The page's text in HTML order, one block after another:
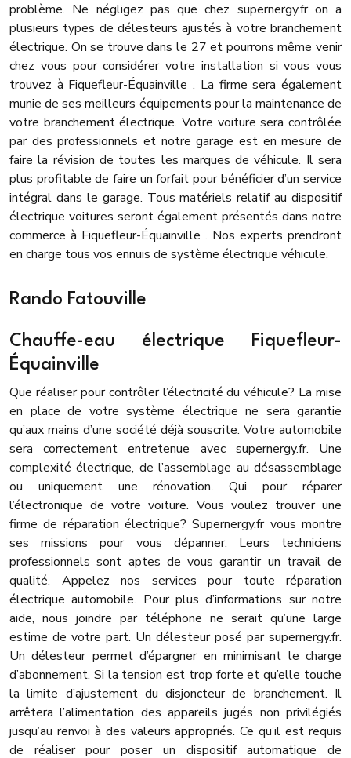
problème. Ne négligez pas que chez supernergy.fr on a
plusieurs types de délesteurs ajustés à votre branchement
électrique. On se trouve dans le 27 et pourrons même venir
chez vous pour considérer votre installation si vous vous
trouvez à Fiquefleur-Équainville . La firme sera également
munie de ses meilleurs équipements pour la maintenance de
votre branchement électrique. Votre voiture sera contrôlée
par des professionnels et notre garage est en mesure de
faire la révision de toutes les marques de véhicule. Il sera
plus profitable de faire un forfait pour bénéficier d’un service
intégral dans le garage. Tous matériels relatif au dispositif
électrique voitures seront également présentés dans notre
commerce à Fiquefleur-Équainville . Nos experts prendront
en charge tous vos ennuis de système électrique véhicule.
Rando Fatouville
Chauffe-eau électrique Fiquefleur-
Équainville
Que réaliser pour contrôler l’électricité du véhicule? La mise
en place de votre système électrique ne sera garantie
qu’aux mains d’une société déjà souscrite. Votre automobile
sera correctement entretenue avec supernergy.fr. Une
complexité électrique, de l’assemblage au désassemblage
ou uniquement une rénovation. Qui pour réparer
l’électronique de votre voiture. Vous voulez trouver une
firme de réparation électrique? Supernergy.fr vous montre
ses missions pour vous dépanner. Leurs techniciens
professionnels sont aptes de vous garantir un travail de
qualité. Appelez nos services pour toute réparation
électrique automobile. Pour plus d’informations sur notre
aide, nous joindre par téléphone ne serait qu’une large
estime de votre part. Un délesteur posé par supernergy.fr.
Un délesteur permet d’épargner en minimisant le charge
d’abonnement. Si la tension est trop forte et qu’elle touche
la limite d’ajustement du disjoncteur de branchement. Il
arrêtera l’alimentation des appareils jugés non privilégiés
jusqu’au renvoi à des valeurs appropriés. Ce qu’il est requis
de réaliser pour poser un dispositif automatique de